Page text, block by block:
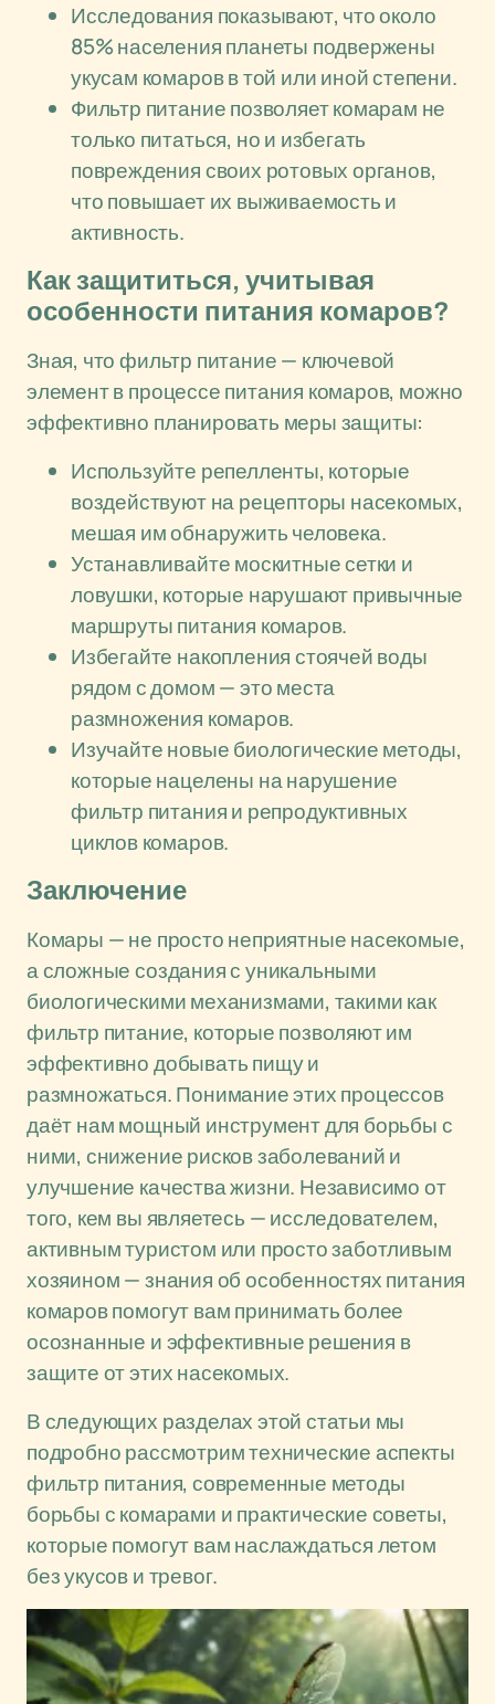
Исследования показывают, что около
85% населения планеты подвержены
укусам комаров в той или иной степени.
Фильтр питание позволяет комарам не
только питаться, но и избегать
повреждения своих ротовых органов,
что повышает их выживаемость и
активность.
Как защититься, учитывая
особенности питания комаров?
Зная, что фильтр питание — ключевой
элемент в процессе питания комаров, можно
эффективно планировать меры защиты:
Используйте репелленты, которые
воздействуют на рецепторы насекомых,
мешая им обнаружить человека.
Устанавливайте москитные сетки и
ловушки, которые нарушают привычные
маршруты питания комаров.
Избегайте накопления стоячей воды
рядом с домом — это места
размножения комаров.
Изучайте новые биологические методы,
которые нацелены на нарушение
фильтр питания и репродуктивных
циклов комаров.
Заключение
Комары — не просто неприятные насекомые,
а сложные создания с уникальными
биологическими механизмами, такими как
фильтр питание, которые позволяют им
эффективно добывать пищу и
размножаться. Понимание этих процессов
даёт нам мощный инструмент для борьбы с
ними, снижение рисков заболеваний и
улучшение качества жизни. Независимо от
того, кем вы являетесь — исследователем,
активным туристом или просто заботливым
хозяином — знания об особенностях питания
комаров помогут вам принимать более
осознанные и эффективные решения в
защите от этих насекомых.
В следующих разделах этой статьи мы
подробно рассмотрим технические аспекты
фильтр питания, современные методы
борьбы с комарами и практические советы,
которые помогут вам наслаждаться летом
без укусов и тревог.